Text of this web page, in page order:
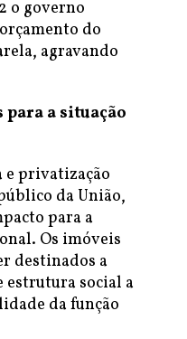
o governo
do
agravando
a situação
e privatização
da União,
para a
Os imóveis
destinados a
estrutura social a
da função